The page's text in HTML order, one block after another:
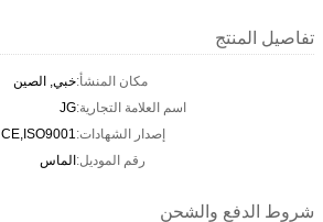
تفاصيل المنتج
مكان المنشأ:خبي, الصين
اسم العلامة التجارية:JG
إصدار الشهادات:CE,ISO9001
رقم الموديل:الماس
شروط الدفع والشحن